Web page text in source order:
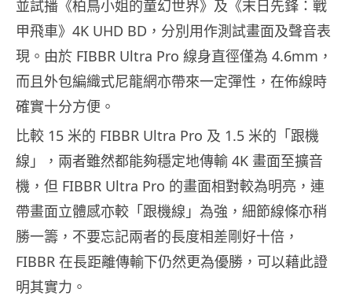
並試播《柏鳥小姐的童幻世界》及《末日先鋒：戰
甲飛車》4K UHD BD，分別用作測試畫面及聲音表
現。由於 FIBBR Ultra Pro 線身直徑僅為 4.6mm，
而且外包編織式尼龍網亦帶來一定彈性，在佈線時
確實十分方便。
比較 15 米的 FIBBR Ultra Pro 及 1.5 米的「跟機
線」，兩者雖然都能夠穩定地傳輸 4K 畫面至擴音
機，但 FIBBR Ultra Pro 的畫面相對較為明亮，連
帶畫面立體感亦較「跟機線」為強，細節線條亦稍
勝一籌，不要忘記兩者的長度相差剛好十倍，
FIBBR 在長距離傳輸下仍然更為優勝，可以藉此證
明其實力。